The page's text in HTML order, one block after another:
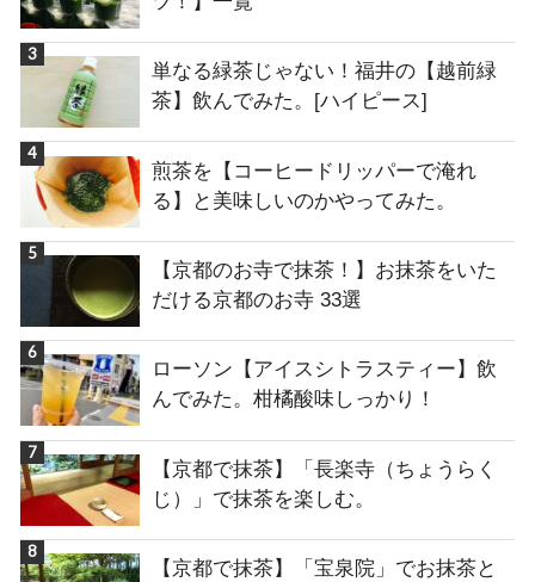
単なる緑茶じゃない！福井の【越前緑
茶】飲んでみた。[ハイピース]
煎茶を【コーヒードリッパーで淹れ
る】と美味しいのかやってみた。
【京都のお寺で抹茶！】お抹茶をいた
だける京都のお寺 33選
ローソン【アイスシトラスティー】飲
んでみた。柑橘酸味しっかり！
【京都で抹茶】「長楽寺（ちょうらく
じ）」で抹茶を楽しむ。
【京都で抹茶】「宝泉院」でお抹茶と